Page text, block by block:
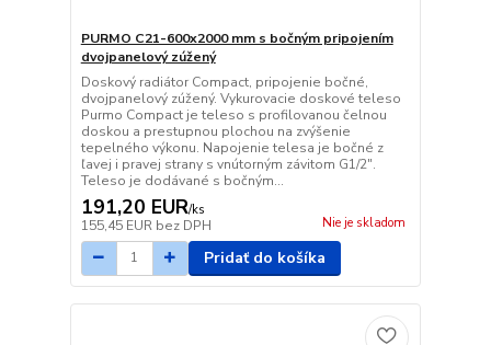
PURMO C21-600x2000 mm s bočným pripojením
dvojpanelový zúžený
Doskový radiátor Compact, pripojenie bočné,
dvojpanelový zúžený. Vykurovacie doskové teleso
Purmo Compact je teleso s profilovanou čelnou
doskou a prestupnou plochou na zvýšenie
tepelného výkonu. Napojenie telesa je bočné z
ľavej i pravej strany s vnútorným závitom G1/2".
Teleso je dodávané s bočným...
191,20 EUR/ks
155,45 EUR bez DPH Nie je skladom
Pridať do košíka